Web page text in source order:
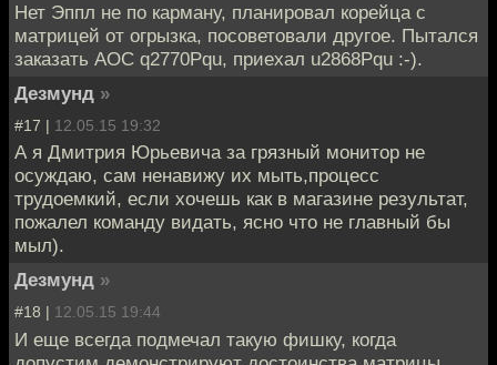
Нет Эппл не по карману, планировал корейца с
матрицей от огрызка, посоветовали другое. Пытался
заказать AOC q2770Pqu, приехал u2868Pqu :-).
Дезмунд »
#17 | 12.05.15 19:32
А я Дмитрия Юрьевича за грязный монитор не
осуждаю, сам ненавижу их мыть,процесс
трудоемкий, если хочешь как в магазине результат,
пожалел команду видать, ясно что не главный бы
мыл).
Дезмунд »
#18 | 12.05.15 19:44
И еще всегда подмечал такую фишку, когда